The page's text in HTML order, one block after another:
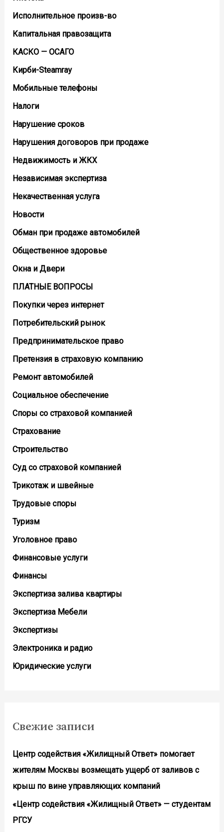
Исполнительное произв-во
Капитальная правозащита
КАСКО — ОСАГО
Кирби-Steamray
Мобильные телефоны
Налоги
Нарушение сроков
Нарушения договоров при продаже
Недвижимость и ЖКХ
Независимая экспертиза
Некачественная услуга
Новости
Обман при продаже автомобилей
Общественное здоровье
Окна и Двери
ПЛАТНЫЕ ВОПРОСЫ
Покупки через интернет
Потребительский рынок
Предпринимательское право
Претензия в страховую компанию
Ремонт автомобилей
Социальное обеспечение
Споры со страховой компанией
Страхование
Строительство
Суд со страховой компанией
Трикотаж и швейные
Трудовые споры
Туризм
Уголовное право
Финансовые услуги
Финансы
Экспертиза залива квартиры
Экспертиза Мебели
Экспертизы
Электроника и радио
Юридические услуги
Свежие записи
Центр содействия «Жилищный Ответ» помогает
жителям Москвы возмещать ущерб от заливов с
крыш по вине управляющих компаний
«Центр содействия «Жилищный Ответ» — студентам
РГСУ